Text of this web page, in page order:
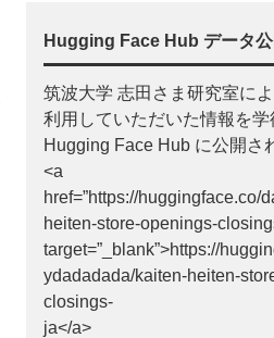
Hugging Face Hub データ公
筑波大学 志田さま研究室に
利用していただいた情報を
Hugging Face Hub に公開さ
<a
href=”https://huggingface.co/
heiten-store-openings-
target=”_blank”>https://
ydadadada/kaiten-heiten-
closings-
ja</a>